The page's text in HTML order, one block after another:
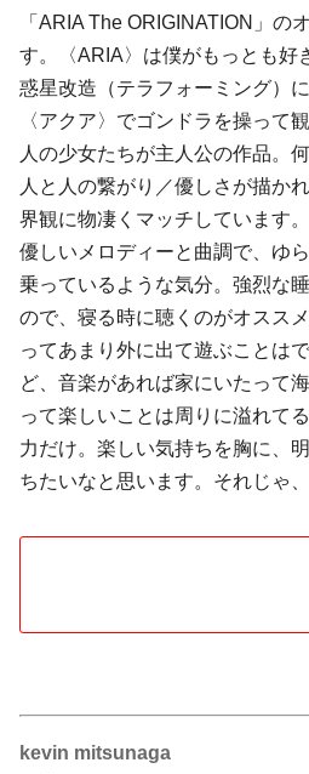
「ARIA The ORIGINATION」の
す。〈ARIA〉は僕がもっとも好
惑星改造（テラフォーミング）
〈アクア〉でゴンドラを操って
人の少女たちが主人公の作品。
人と人の繋がり／優しさが描か
界観に物凄くマッチしています
優しいメロディーと曲調で、ゆ
乗っているような気分。強烈な
ので、寝る時に聴くのがオスス
ってあまり外に出て遊ぶことは
ど、音楽があれば家にいたって
って楽しいことは周りに溢れて
力だけ。楽しい気持ちを胸に、
ちたいなと思います。それじゃ
kevin mitsunaga